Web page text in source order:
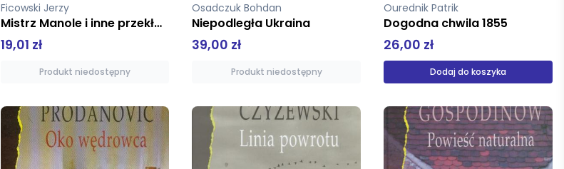
Ficowski Jerzy
Mistrz Manole i inne przekłady
19,01 zł
Produkt niedostępny
Osadczuk Bohdan
Niepodległa Ukraina
39,00 zł
Produkt niedostępny
Ourednik Patrik
Dogodna chwila 1855
26,00 zł
Dodaj do koszyka